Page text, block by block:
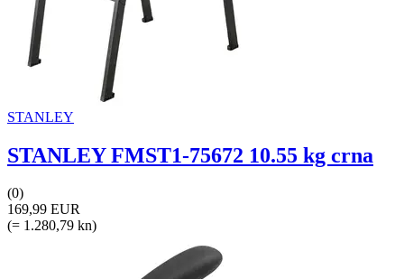
STANLEY
STANLEY FMST1-75672 10.55 kg crna
(0)
169,99 EUR
(= 1.280,79 kn)